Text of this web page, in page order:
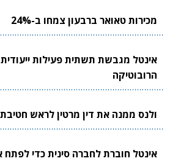
מכירות טאואר ברבעון צמחו ב-24%
אינטל מגבשת תשתית פעילות
הרובוטיקה
ולנס ממנה את דין מרטין לראש
אינטל חוברת לחברה סינית כדי